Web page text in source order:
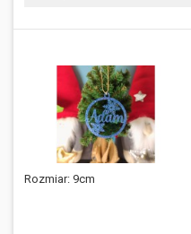
Rozmiar: 9cm